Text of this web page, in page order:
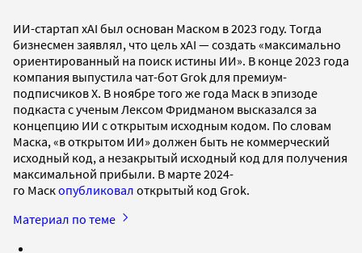
ИИ-стартап xAI был основан Маском в 2023 году. Тогда
бизнесмен заявлял, что цель xAI — создать «максимально
ориентированный на поиск истины ИИ». В конце 2023 года
компания выпустила чат-бот Grok для премиум-
подписчиков X. В ноябре того же года Маск в эпизоде
подкаста с ученым Лексом Фридманом высказался за
концепцию ИИ с открытым исходным кодом. По словам
Маска, «в открытом ИИ» должен быть не коммерческий
исходный код, а незакрытый исходный код для получения
максимальной прибыли. В марте 2024-
го Маскопубликовал открытый код Grok.
Материал по теме